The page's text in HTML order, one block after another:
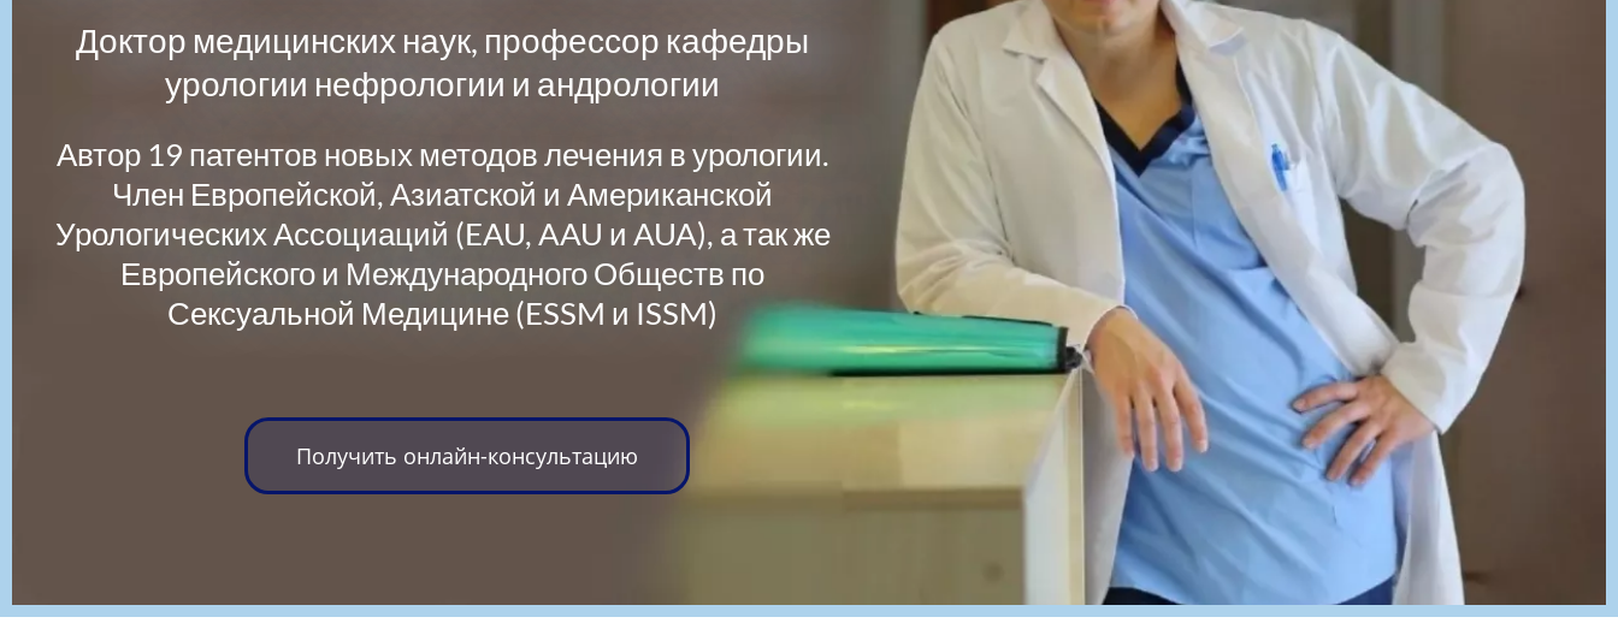
Доктор медицинских наук, профессор кафедры
урологии нефрологии и андрологии
Автор 19 патентов новых методов лечения в урологии.
Член Европейской, Азиатской и Американской
Урологических Ассоциаций (EAU, AAU и AUA), а так же
Европейского и Международного Обществ по
Сексуальной Медицине (ESSM и ISSM)
Получить онлайн-консультацию